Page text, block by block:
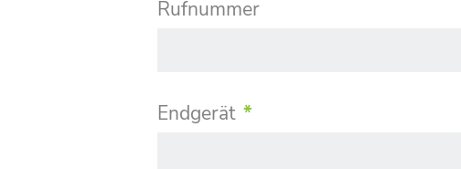
Rufnummer
Endgerät *